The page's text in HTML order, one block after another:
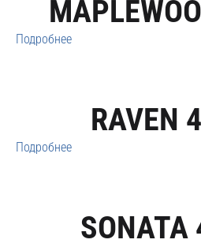
Подробнее
RAVEN
Подробнее
SONATA